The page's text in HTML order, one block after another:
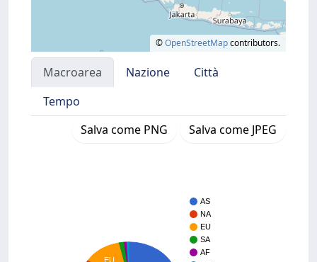
©OpenStreetMapcontributors.
Macroarea Nazione
Città
Tempo
Salva come PNG
Salva come JPEG
AS
NA
EU
SA
AF
EU